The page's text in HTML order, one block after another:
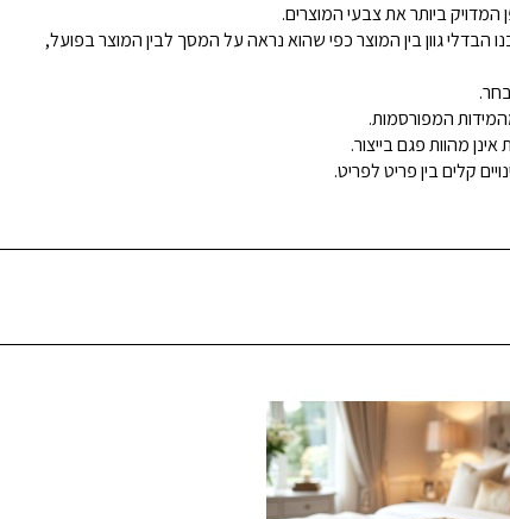
ביותר את צבעי המוצרים.
הבדלי גוון בין המוצר כפי שהוא נראה על המסך לבין המוצר בפועל,
מהוות פגם בייצור.
קלים בין פריט לפריט.